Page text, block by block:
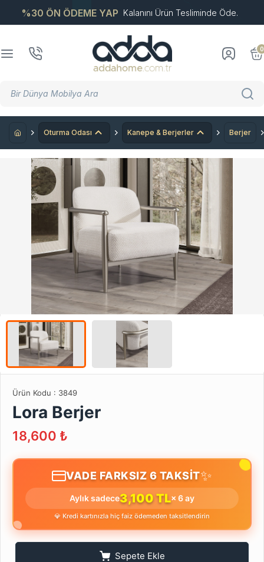
%30 ÖN ÖDEME YAP Kalanını Ürün Tesliminde Öde.
0
Oturma Odası Kanepe & Berjerler Berjer
Ürün Kodu : 3849
Lora Berjer
18,600 ₺
VADE FARKSIZ 6 TAKSİT✨
Aylık sadece3,100 TL× 6 ay
💎 Kredi kartınızla hiç faiz ödemeden taksitlendirin
Sepete Ekle